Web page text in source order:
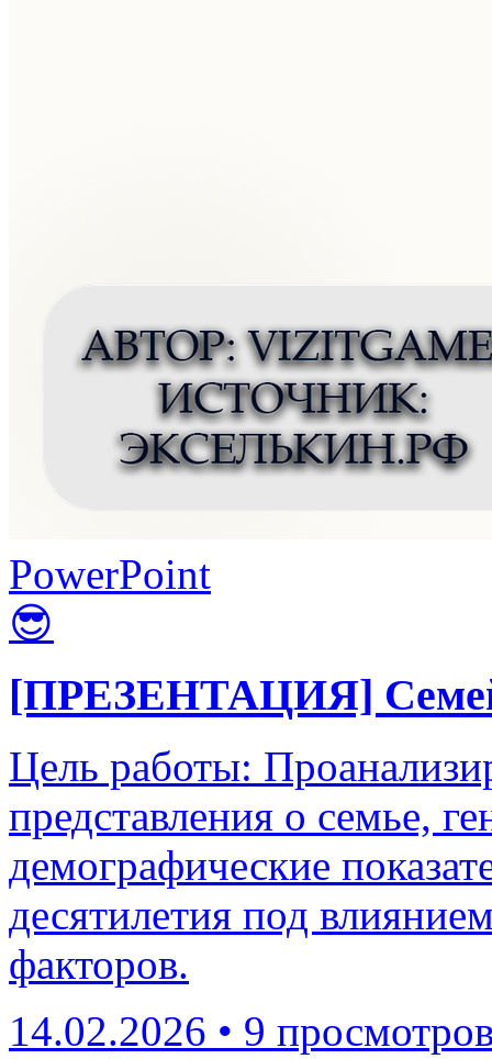
PowerPoint
😎
[ПРЕЗЕНТАЦИЯ]
Цель работы:
представления о семье,
демографические
десятилетия под
факторов.
14.02.2026 • 9